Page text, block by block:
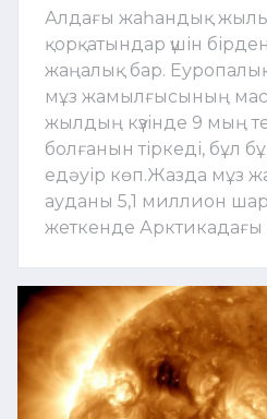
Алдағы жаһандық
қорқатындар үшін
жаңалық бар.
мұз жамылғысының
жылдың күзінде 9 мың
болғанын тіркеді, бұл
едәуір көп.Жазда мұз
ауданы 5,1 миллион
жеткенде Арктикадағы